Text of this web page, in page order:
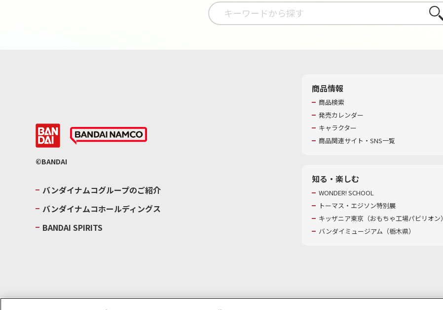
さがす
©BANDAI
バンダイナムコグループのご紹介
バンダイナムコホールディングス
BANDAI SPIRITS
商品情報
商品検索
発売カレンダー
キャラクター
商品関連サイト・SNS一覧
知る・楽しむ
WONDER! SCHOOL
トーマス・エジソン特別展
キッザニア東京（おもちゃ工場パビリオン）​
バンダイミュージアム（栃木県）